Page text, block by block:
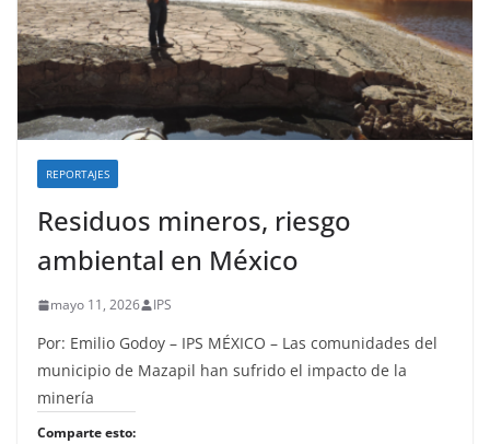
REPORTAJES
Residuos mineros, riesgo
ambiental en México
mayo 11, 2026 IPS
Por: Emilio Godoy – IPS MÉXICO – Las comunidades del
municipio de Mazapil han sufrido el impacto de la
minería
Comparte esto: